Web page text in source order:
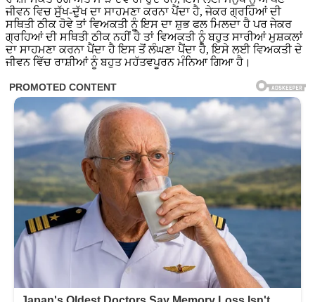
ਜੀਵਨ ਵਿਚ ਸੁੱਖ-ਦੁੱਖ ਦਾ ਸਾਹਮਣਾ ਕਰਨਾ ਪੈਂਦਾ ਹੈ, ਜੇਕਰ ਗ੍ਰਹਿਆਂ ਦੀ
ਸਥਿਤੀ ਠੀਕ ਹੋਵੇ ਤਾਂ ਵਿਅਕਤੀ ਨੂੰ ਇਸ ਦਾ ਸ਼ੁਭ ਫਲ ਮਿਲਦਾ ਹੈ ਪਰ ਜੇਕਰ
ਗ੍ਰਹਿਆਂ ਦੀ ਸਥਿਤੀ ਠੀਕ ਨਹੀਂ ਹੈ ਤਾਂ ਵਿਅਕਤੀ ਨੂੰ ਬਹੁਤ ਸਾਰੀਆਂ ਮੁਸ਼ਕਲਾਂ
ਦਾ ਸਾਹਮਣਾ ਕਰਨਾ ਪੈਂਦਾ ਹੈ ਇਸ ਤੋਂ ਲੰਘਣਾ ਪੈਂਦਾ ਹੈ, ਇਸੇ ਲਈ ਵਿਅਕਤੀ ਦੇ
ਜੀਵਨ ਵਿੱਚ ਰਾਸ਼ੀਆਂ ਨੂੰ ਬਹੁਤ ਮਹੱਤਵਪੂਰਨ ਮੰਨਿਆ ਗਿਆ ਹੈ।